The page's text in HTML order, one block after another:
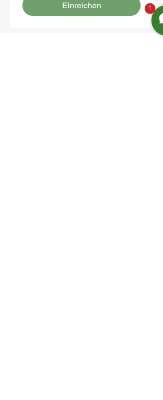
Einreichen 1